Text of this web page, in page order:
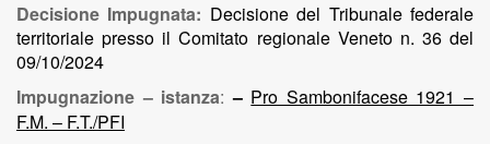
Decisione Impugnata: Decisione del Tribunale federale
territoriale presso il Comitato regionale Veneto n. 36 del
09/10/2024
Impugnazione – istanza:– Pro Sambonifacese 1921 –
F.M. – F.T./PFI